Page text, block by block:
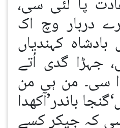
پا لئی سی،
دربار وچ اک
کہندیاں
جہڑا گدی اُتے
سی۔ من ہی من
باندر’آکھدا
کہ جیکر کسے